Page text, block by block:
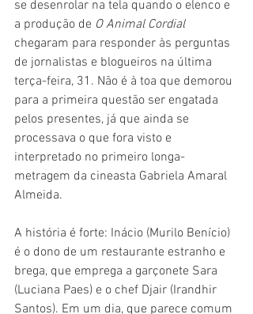
se desenrolar na tela quando o elenco e
a produção de O Animal Cordial
chegaram para responder às perguntas
de jornalistas e blogueiros na última
terça-feira, 31. Não é à toa que demorou
para a primeira questão ser engatada
pelos presentes, já que ainda se
processava o que fora visto e
interpretado no primeiro longa-
metragem da cineasta Gabriela Amaral
Almeida.
A história é forte: Inácio (Murilo Benício)
é o dono de um restaurante estranho e
brega, que emprega a garçonete Sara
(Luciana Paes) e o chef Djair (Irandhir
Santos). Em um dia, que parece comum